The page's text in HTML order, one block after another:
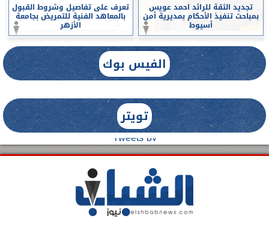
تجديد الثقة للرائد احمد عويس
بمباحث تنفيذ الأحكام بمديرية أمن
أسيوط
تعرف على تفاصيل وشروط القبول
بالمعاهد الفنية للتمريض بجامعة
الأزهر
الفيس بوك
تويتر
Tweets by